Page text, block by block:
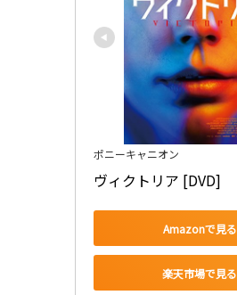
ポニーキャニオン
ヴィクトリア [DVD]
Amazonで見る
楽天市場で見る